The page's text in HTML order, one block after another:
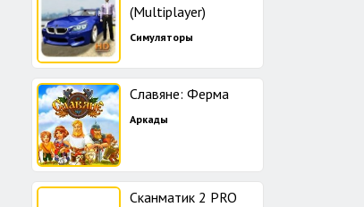
(Multiplayer)
Симуляторы
Славяне: Ферма
Аркады
Сканматик 2 PRO